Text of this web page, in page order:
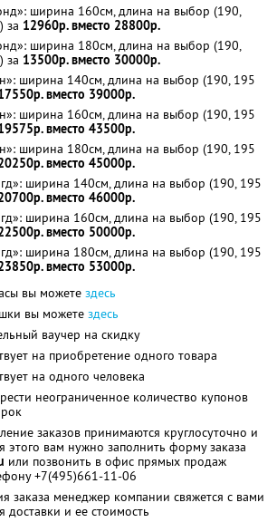
ширина 160см, длина на выбор (190,
за 12960р. вместо 28800р.
ширина 180см, длина на выбор (190,
за 13500р. вместо 30000р.
ширина 140см, длина на выбор (190, 195
вместо 39000р.
ширина 160см, длина на выбор (190, 195
вместо 43500р.
ширина 180см, длина на выбор (190, 195
вместо 45000р.
ширина 140см, длина на выбор (190, 195
вместо 46000р.
ширина 160см, длина на выбор (190, 195
вместо 50000р.
ширина 180см, длина на выбор (190, 195
вместо 53000р.
вы можете здесь
вы можете здесь
ваучер на скидку
на приобретение одного товара
на одного человека
неограниченное количество купонов
заказов принимаются круглосуточно и
этого вам нужно заполнить форму заказа
или позвонить в офис прямых продаж
+7(495)661-11-06
заказа менеджер компании свяжется с вами
доставки и ее стоимость